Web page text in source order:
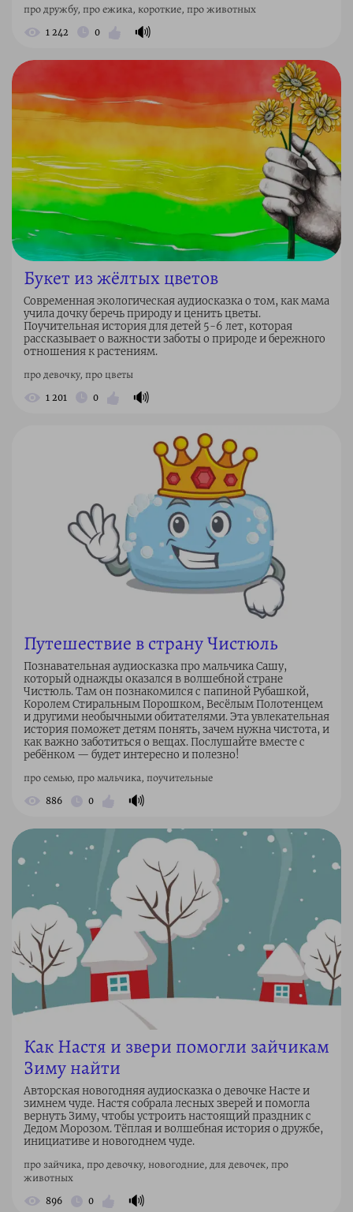
про дружбу, про ежика, короткие, про животных
1 242 0 🔊
Букет из жёлтых цветов
Современная экологическая аудиосказка о том, как мама
учила дочку беречь природу и ценить цветы.
Поучительная история для детей 5-6 лет, которая
рассказывает о важности заботы о природе и бережного
отношения к растениям.
про девочку, про цветы
1 201 0 🔊
Путешествие в страну Чистюль
Познавательная аудиосказка про мальчика Сашу,
который однажды оказался в волшебной стране
Чистюль. Там он познакомился с папиной Рубашкой,
Королем Стиральным Порошком, Весёлым Полотенцем
и другими необычными обитателями. Эта увлекательная
история поможет детям понять, зачем нужна чистота, и
как важно заботиться о вещах. Послушайте вместе с
ребёнком — будет интересно и полезно!
про семью, про мальчика, поучительные
886 0 🔊
Как Настя и звери помогли зайчикам
Зиму найти
Авторская новогодняя аудиосказка о девочке Насте и
зимнем чуде. Настя собрала лесных зверей и помогла
вернуть Зиму, чтобы устроить настоящий праздник с
Дедом Морозом. Тёплая и волшебная история о дружбе,
инициативе и новогоднем чуде.
про зайчика, про девочку, новогодние, для девочек, про
животных
896 0 🔊